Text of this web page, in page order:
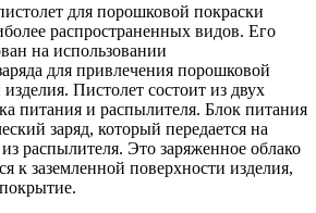
для порошковой покраски
распространенных видов. Его
на использовании
для привлечения порошковой
Пистолет состоит из двух
питания и распылителя. Блок питания
заряд, который передается на
распылителя. Это заряженное облако
к заземленной поверхности изделия,